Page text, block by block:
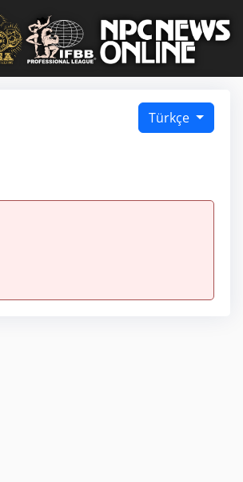
Türkçe